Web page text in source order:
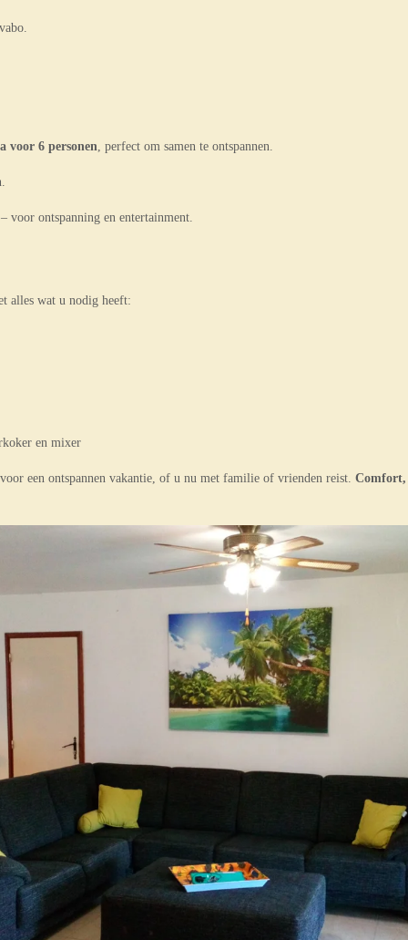
voor 6 personen , perfect om samen te ontspannen.
voor ontspanning en entertainment.
alles wat u nodig heeft:
en mixer
een ontspannen vakantie, of u nu met familie of vrienden reist. Comfort,